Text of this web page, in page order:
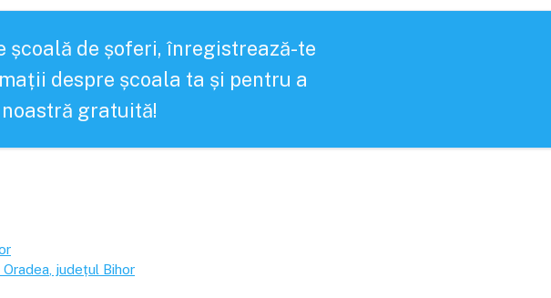
școală de șoferi, înregistrează-te
despre școala ta și pentru a
gratuită!
Oradea , județul Bihor